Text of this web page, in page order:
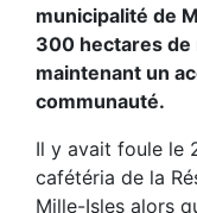
municipalité de
300 hectares de
maintenant un
communauté.
Il y avait foule le
cafétéria de la
Mille-Isles alors